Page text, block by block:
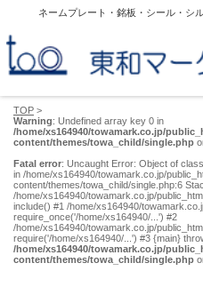
ネームプレート・銘板・シール・シ
TOP >
Warning: Undefined array key 0 in
/home/xs164940/towamark.co.jp/
content/themes/towa_child/single.php
Fatal error: Uncaught Error: Object of
in /home/xs164940/towamark.co.jp/
content/themes/towa_child/single.php:6
/home/xs164940/towamark.co.jp/
include() #1 /home/xs164940/
require_once('/home/xs164940/...') #2
/home/xs164940/towamark.co.jp/
require('/home/xs164940/...') #3 {main}
/home/xs164940/towamark.co.jp/
content/themes/towa_child/single.php